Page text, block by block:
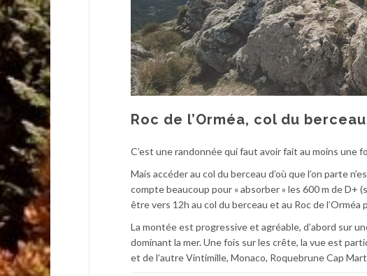
Roc de l’Orméa, col du
C’est une randonnée qui faut avoir fait au moins une
Mais accéder au col du berceau d’où que l’on parte
compte beaucoup pour « absorber » les 600 m de
être vers 12h au col du berceau et au Roc de l’Orméa
La montée est progressive et agréable, d’abord sur
dominant la mer. Une fois sur les crête, la vue est
et de l’autre Vintimille, Monaco, Roquebrune Cap